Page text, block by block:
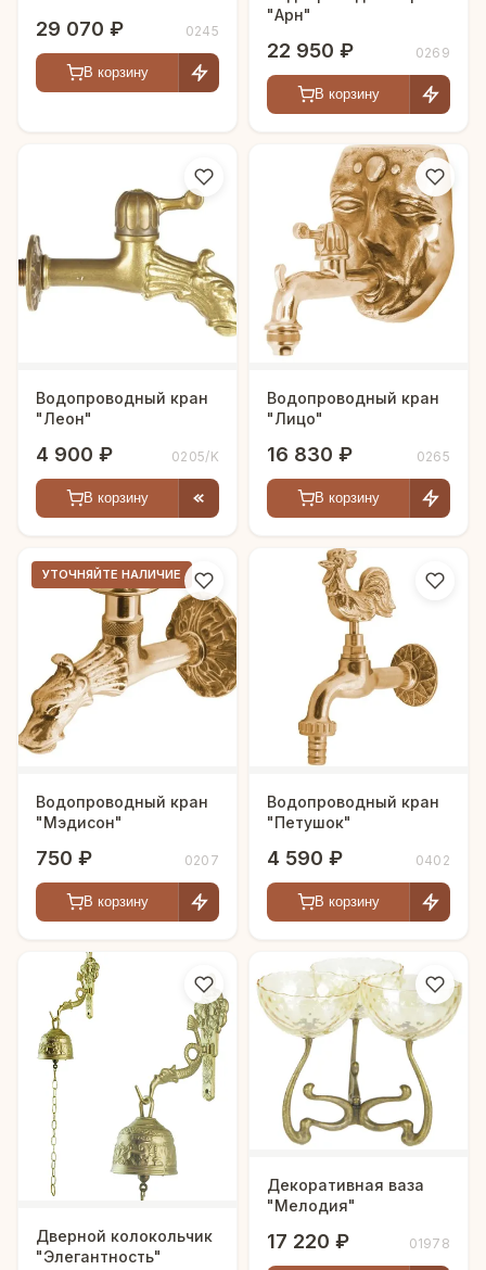
29 070 ₽ 0245
В корзину
"Арн"
22 950 ₽ 0269
В корзину
Водопроводный кран
"Леон"
4 900 ₽ 0205/K
В корзину
Водопроводный кран
"Лицо"
16 830 ₽ 0265
В корзину
УТОЧНЯЙТЕ НАЛИЧИЕ
Водопроводный кран
"Мэдисон"
750 ₽ 0207
В корзину
Водопроводный кран
"Петушок"
4 590 ₽ 0402
В корзину
Дверной колокольчик
"Элегантность"
Декоративная ваза
"Мелодия"
17 220 ₽ 01978